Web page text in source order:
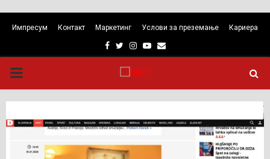
Импресум Контакт Маркетинг Услови за преземање Кариера
Facebook
TwitterInstagram
Youtube
Email
PRIMARY
MENU